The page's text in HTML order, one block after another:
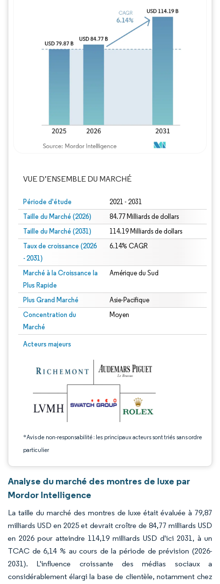
VUE D’ENSEMBLE DU MARCHÉ
Période d'étude 2021 - 2031
Taille du Marché (2026) 84.77 Milliards de dollars
Taille du Marché (2031) 114.19 Milliards de dollars
Taux de croissance (2026
- 2031)
6.14% CAGR
Marché à la Croissance la
Plus Rapide
Amérique du Sud
Plus Grand Marché Asie-Pacifique
Concentration du
Marché
Moyen
Acteurs majeurs
*Avis de non-responsabilité : les principaux acteurs sont triés sans ordre
particulier
Image © Mordor Intelligence. La réutilisation nécessite une attribution sous CC
Analyse du marché des montres de luxe par
Mordor Intelligence
La taille du marché des montres de luxe était évaluée à 79,87
milliards USD en 2025 et devrait croître de 84,77 milliards USD
en 2026 pour atteindre 114,19 milliards USD d'ici 2031, à un
TCAC de 6,14 % au cours de la période de prévision (2026-
2031). L'influence croissante des médias sociaux a
considérablement élargi la base de clientèle, notamment chez